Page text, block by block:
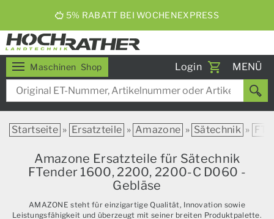
5% RABATT BEI WOCHENEXPRESS
Maschinen Shop Login
Toggle
MENÜ
Startseite » Ersatzteile » Amazone » Sätechnik »
Amazone Ersatzteile für Sätechnik
FTender 1600, 2200, 2200-C D060 -
Gebläse
AMAZONE steht für einzigartige Qualität, Innovation sowie
Leistungsfähigkeit und überzeugt mit seiner breiten Produktpalette.